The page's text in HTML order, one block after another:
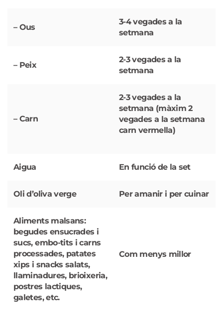
– Ous
3-4 vegades a la
setmana
– Peix
2-3 vegades a la
setmana
– Carn
2-3 vegades a la
setmana (màxim 2
vegades a la setmana
carn vermella)
Aigua En funció de la set
Oli d’oliva verge Per amanir i per cuinar
Aliments malsans:
begudes ensucrades i
sucs, embo-tits i carns
processades, patates
xips i snacks salats,
llaminadures, brioixeria,
postres lactiques,
galetes, etc.
Com menys millor